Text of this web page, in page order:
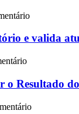
e valida
o Resultado